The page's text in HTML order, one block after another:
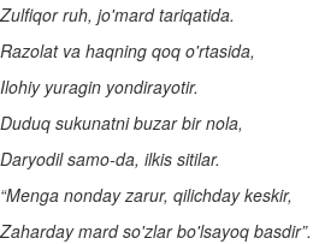
Zulfiqor ruh, jo'mard tariqatida.
Razolat va haqning qoq o'rtasida,
Ilohiy yuragin yondirayotir.
Duduq sukunatni buzar bir nola,
Daryodil samo-da, ilkis sitilar.
“Menga nonday zarur, qilichday keskir,
Zaharday mard so'zlar bo'lsayoq basdir”.